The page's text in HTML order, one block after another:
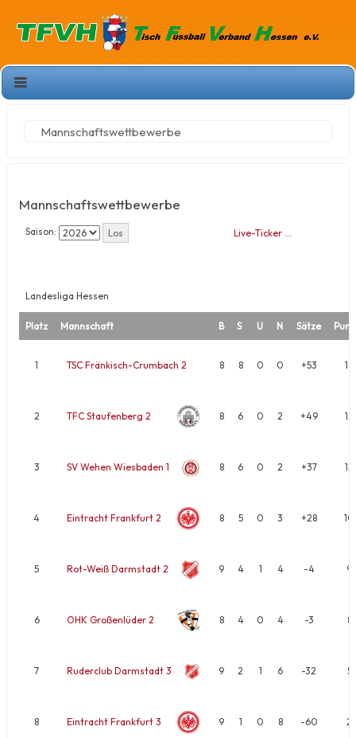
Mannschaftswettbewerbe
Mannschaftswettbewerbe
Saison: Live-Ticker …
Landesliga Hessen
Platz Mannschaft B S U N Sätze
1 TSC Fränkisch-Crumbach 2 8 8 0 0 +53 16
2 TFC Staufenberg 2 8 6 0 2 +49 12
3 SV Wehen Wiesbaden 1 8 6 0 2 +37 12
4 Eintracht Frankfurt 2 8 5 0 3 +28 10
5 Rot-Weiß Darmstadt 2 9 4 1 4 -4 9
6 OHK Großenlüder 2 8 4 0 4 -3 8
7 Ruderclub Darmstadt 3 9 2 1 6 -32 5
8 Eintracht Frankfurt 3 9 1 0 8 -60 2